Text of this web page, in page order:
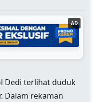
AD
Dedi terlihat duduk
Dalam rekaman